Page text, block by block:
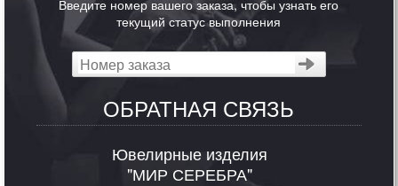
Введите номер вашего заказа, чтобы узнать его
текущий статус выполнения
ОБРАТНАЯ СВЯЗЬ
Ювелирные изделия
"МИР СЕРЕБРА"